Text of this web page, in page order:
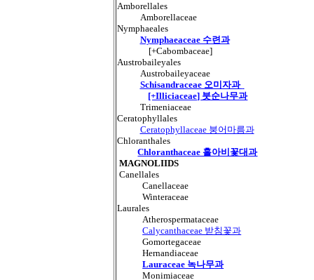
Amborellales
Amborellaceae
Nymphaeales
Nymphaeaceae 수련과
[+Cabombaceae]
Austrobaileyales
Austrobaileyaceae
Schisandraceae 오미자과
[+Illiciaceae] 붓순나무과
Trimeniaceae
Ceratophyllales
Ceratophyllaceae 붕어마름과
Chloranthales
Chloranthaceae 홀아비꽃대과
MAGNOLIIDS
Canellales
Canellaceae
Winteraceae
Laurales
Atherospermataceae
Calycanthaceae 받침꽃과
Gomortegaceae
Hernandiaceae
Lauraceae 녹나무과
Monimiaceae